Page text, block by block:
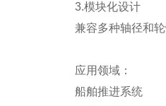
‌3.模块化设计‌
兼容多种轴径和
应用领域：
船舶推进系统